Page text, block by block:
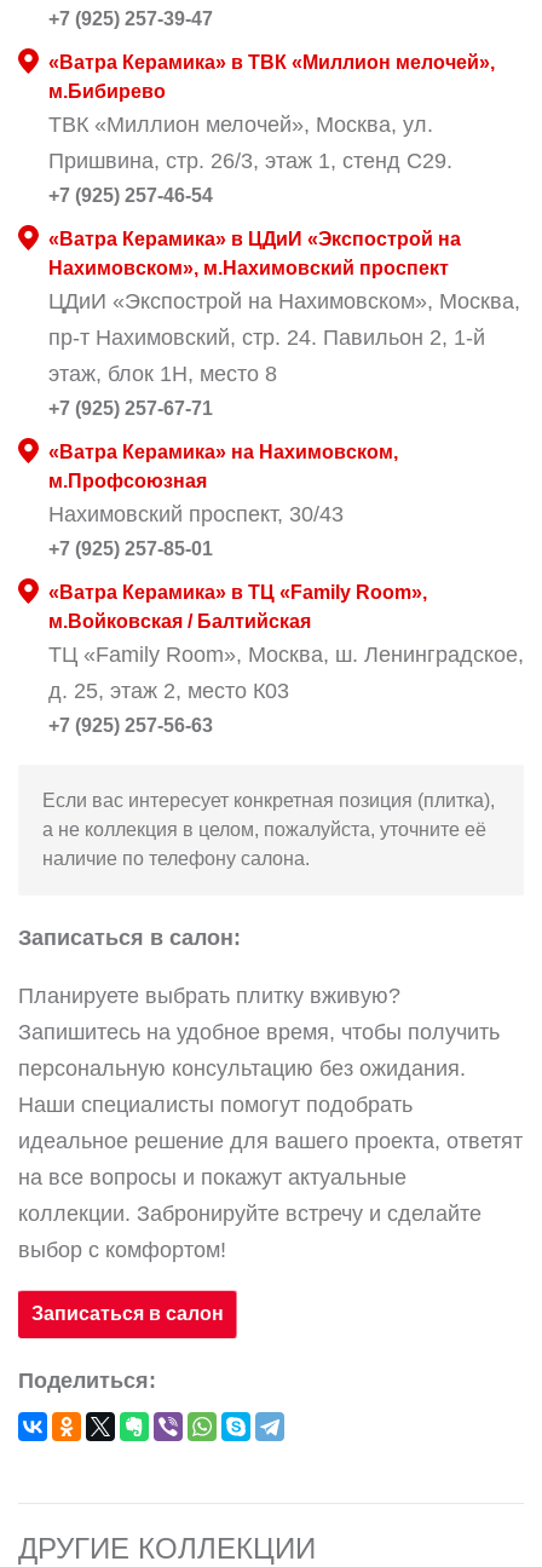
+7 (925) 257-39-47
«Ватра Керамика» в ТВК «Миллион мелочей»,
м.Бибирево
ТВК «Миллион мелочей», Москва, ул.
Пришвина, стр. 26/3, этаж 1, стенд С29.
+7 (925) 257-46-54
«Ватра Керамика» в ЦДиИ «Экспострой на
Нахимовском», м.Нахимовский проспект
ЦДиИ «Экспострой на Нахимовском», Москва,
пр-т Нахимовский, стр. 24. Павильон 2, 1-й
этаж, блок 1Н, место 8
+7 (925) 257-67-71
«Ватра Керамика» на Нахимовском,
м.Профсоюзная
Нахимовский проспект, 30/43
+7 (925) 257-85-01
«Ватра Керамика» в ТЦ «Family Room»,
м.Войковская / Балтийская
ТЦ «Family Room», Москва, ш. Ленинградское,
д. 25, этаж 2, место К03
+7 (925) 257-56-63
Если вас интересует конкретная позиция (плитка),
а не коллекция в целом, пожалуйста, уточните её
наличие по телефону салона.
Записаться в салон:
Планируете выбрать плитку вживую?
Запишитесь на удобное время, чтобы получить
персональную консультацию без ожидания.
Наши специалисты помогут подобрать
идеальное решение для вашего проекта, ответят
на все вопросы и покажут актуальные
коллекции. Забронируйте встречу и сделайте
выбор с комфортом!
Записаться в салон
Поделиться:
ДРУГИЕ КОЛЛЕКЦИИ